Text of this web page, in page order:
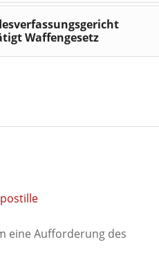
Waffengesetz
eine Aufforderung des